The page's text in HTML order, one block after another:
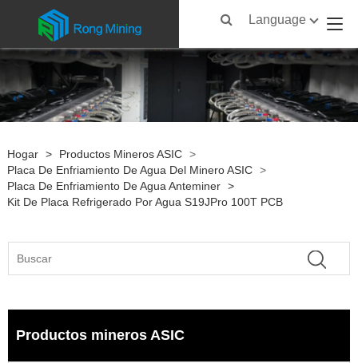
Language
Hogar > Productos Mineros ASIC >
Placa De Enfriamiento De Agua Del Minero ASIC >
Placa De Enfriamiento De Agua Anteminer >
Kit De Placa Refrigerado Por Agua S19JPro 100T PCB
Productos mineros ASIC